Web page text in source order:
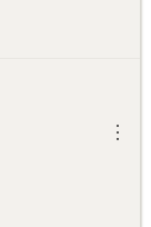
︙